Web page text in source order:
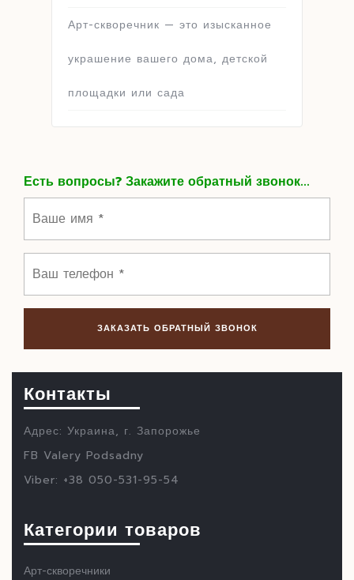
Арт-скворечник — это изысканное
украшение вашего дома, детской
площадки или сада
Есть вопросы? Закажите обратный звонок...
Контакты
Адрес: Украина, г. Запорожье
FB Valery Podsadny
Viber: +38 050-531-95-54
Категории товаров
Арт-скворечники